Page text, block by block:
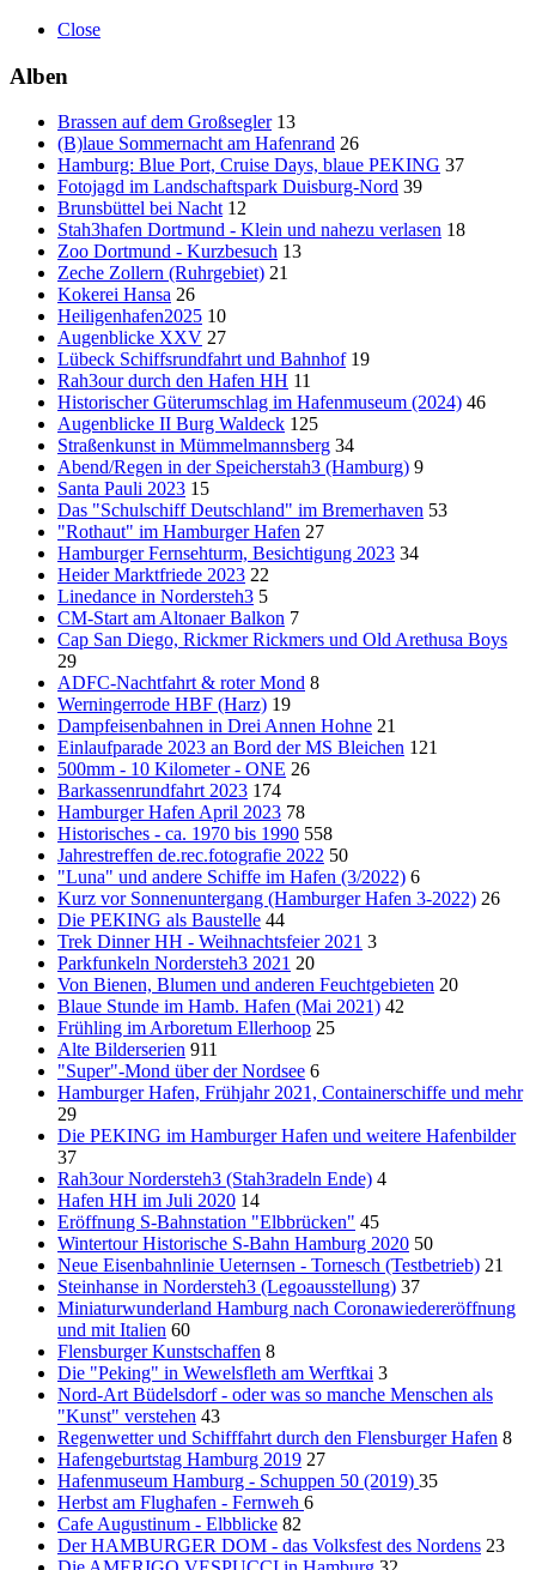
Close
Alben
Brassen auf dem Großsegler 13
(B)laue Sommernacht am Hafenrand 26
Hamburg: Blue Port, Cruise Days, blaue PEKING 37
Fotojagd im Landschaftspark Duisburg-Nord 39
Brunsbüttel bei Nacht 12
Stah3hafen Dortmund - Klein und nahezu verlasen 18
Zoo Dortmund - Kurzbesuch 13
Zeche Zollern (Ruhrgebiet) 21
Kokerei Hansa 26
Heiligenhafen2025 10
Augenblicke XXV 27
Lübeck Schiffsrundfahrt und Bahnhof 19
Rah3our durch den Hafen HH 11
Historischer Güterumschlag im Hafenmuseum (2024) 46
Augenblicke II Burg Waldeck 125
Straßenkunst in Mümmelmannsberg 34
Abend/Regen in der Speicherstah3 (Hamburg) 9
Santa Pauli 2023 15
Das "Schulschiff Deutschland" im Bremerhaven 53
"Rothaut" im Hamburger Hafen 27
Hamburger Fernsehturm, Besichtigung 2023 34
Heider Marktfriede 2023 22
Linedance in Nordersteh3 5
CM-Start am Altonaer Balkon 7
Cap San Diego, Rickmer Rickmers und Old Arethusa Boys
29
ADFC-Nachtfahrt & roter Mond 8
Werningerrode HBF (Harz) 19
Dampfeisenbahnen in Drei Annen Hohne 21
Einlaufparade 2023 an Bord der MS Bleichen 121
500mm - 10 Kilometer - ONE 26
Barkassenrundfahrt 2023 174
Hamburger Hafen April 2023 78
Historisches - ca. 1970 bis 1990 558
Jahrestreffen de.rec.fotografie 2022 50
"Luna" und andere Schiffe im Hafen (3/2022) 6
Kurz vor Sonnenuntergang (Hamburger Hafen 3-2022) 26
Die PEKING als Baustelle 44
Trek Dinner HH - Weihnachtsfeier 2021 3
Parkfunkeln Nordersteh3 2021 20
Von Bienen, Blumen und anderen Feuchtgebieten 20
Blaue Stunde im Hamb. Hafen (Mai 2021) 42
Frühling im Arboretum Ellerhoop 25
Alte Bilderserien 911
"Super"-Mond über der Nordsee 6
Hamburger Hafen, Frühjahr 2021, Containerschiffe und mehr
29
Die PEKING im Hamburger Hafen und weitere Hafenbilder
37
Rah3our Nordersteh3 (Stah3radeln Ende) 4
Hafen HH im Juli 2020 14
Eröffnung S-Bahnstation "Elbbrücken" 45
Wintertour Historische S-Bahn Hamburg 2020 50
Neue Eisenbahnlinie Ueternsen - Tornesch (Testbetrieb) 21
Steinhanse in Nordersteh3 (Legoausstellung) 37
Miniaturwunderland Hamburg nach Coronawiedereröffnung
und mit Italien 60
Flensburger Kunstschaffen 8
Die "Peking" in Wewelsfleth am Werftkai 3
Nord-Art Büdelsdorf - oder was so manche Menschen als
"Kunst" verstehen 43
Regenwetter und Schifffahrt durch den Flensburger Hafen 8
Hafengeburtstag Hamburg 2019 27
Hafenmuseum Hamburg - Schuppen 50 (2019) 35
Herbst am Flughafen - Fernweh 6
Cafe Augustinum - Elbblicke 82
Der HAMBURGER DOM - das Volksfest des Nordens 23